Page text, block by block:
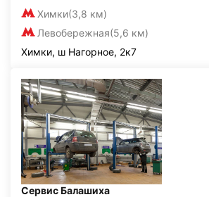
Химки(3,8 км)
Левобережная(5,6 км)
Химки, ш Нагорное, 2к7
Сервис Балашиха